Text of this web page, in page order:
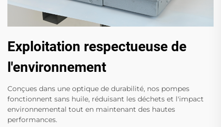
Exploitation respectueuse de
l'environnement
Conçues dans une optique de durabilité, nos pompes
fonctionnent sans huile, réduisant les déchets et l'impact
environnemental tout en maintenant des hautes
performances.